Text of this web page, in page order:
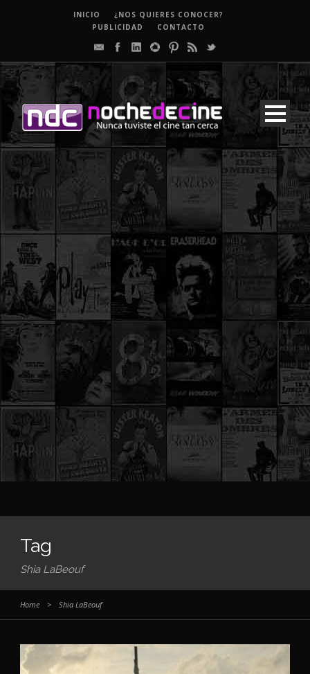
INICIO
¿NOS QUIERES CONOCER?
PUBLICIDAD
CONTACTO
Tag
Shia LaBeouf
Home > Shia LaBeouf